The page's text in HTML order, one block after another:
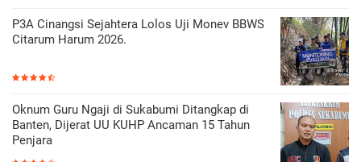
P3A Cinangsi Sejahtera Lolos Uji Monev BBWS
Citarum Harum 2026.
Oknum Guru Ngaji di Sukabumi Ditangkap di
Banten, Dijerat UU KUHP Ancaman 15 Tahun
Penjara